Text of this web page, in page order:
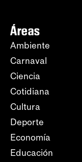
Áreas
Ambiente
Carnaval
Ciencia
Cotidiana
Cultura
Deporte
Economía
Educación